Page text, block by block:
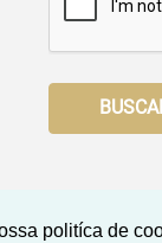
politíca de